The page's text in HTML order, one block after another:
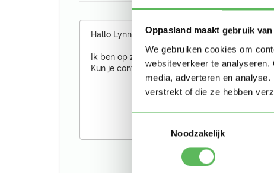
Oppasland maakt gebruik
We gebruiken cookies om
websiteverkeer te
media, adverteren en
verstrekt of die ze hebben
Noodzakelijk